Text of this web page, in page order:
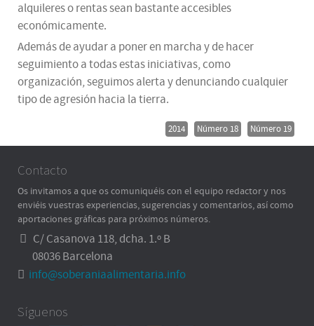
alquileres o rentas sean bastante accesibles
económicamente.
Además de ayudar a poner en marcha y de hacer
seguimiento a todas estas iniciativas, como
organización, seguimos alerta y denunciando cualquier
tipo de agresión hacia la tierra.
2014 Número 18 Número 19
Contacto
Os invitamos a que os comuniquéis con el equipo redactor y nos
enviéis vuestras experiencias, sugerencias y comentarios, así como
aportaciones gráficas para próximos números.
C/ Casanova 118, dcha. 1.º B
08036 Barcelona
info@soberaniaalimentaria.info
Síguenos